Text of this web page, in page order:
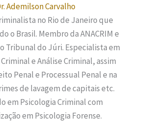
Ademilson Carvalho
no Rio de Janeiro que
o Brasil. Membro da ANACRIM e
Tribunal do Júri. Especialista em
e Análise Criminal, assim
Penal e Processual Penal e na
de lavagem de capitais etc.
em Psicologia Criminal com
em Psicologia Forense.